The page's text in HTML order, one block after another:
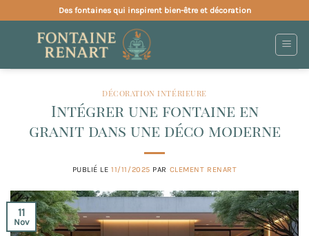
au
contenu
Des fontaines qui inspirent bien-être et décoration
DÉCORATION INTÉRIEURE
Intégrer une fontaine en
granit dans une déco moderne
PUBLIÉ LE11/11/2025 PAR CLEMENT RENART
11
Nov